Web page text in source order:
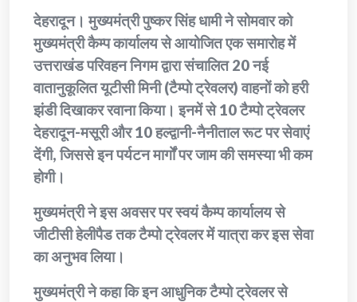
देहरादून। मुख्यमंत्री पुष्कर सिंह धामी ने सोमवार को
मुख्यमंत्री कैम्प कार्यालय से आयोजित एक समारोह में
उत्तराखंड परिवहन निगम द्वारा संचालित 20 नई
वातानुकूलित यूटीसी मिनी (टैम्पो ट्रेवलर) वाहनों को हरी
झंडी दिखाकर रवाना किया। इनमें से 10 टैम्पो ट्रेवलर
देहरादून-मसूरी और 10 हल्द्वानी-नैनीताल रूट पर सेवाएं
देंगी, जिससे इन पर्यटन मार्गों पर जाम की समस्या भी कम
होगी।
मुख्यमंत्री ने इस अवसर पर स्वयं कैम्प कार्यालय से
जीटीसी हेलीपैड तक टैम्पो ट्रेवलर में यात्रा कर इस सेवा
का अनुभव लिया।
मुख्यमंत्री ने कहा कि इन आधुनिक टैम्पो ट्रेवलर से